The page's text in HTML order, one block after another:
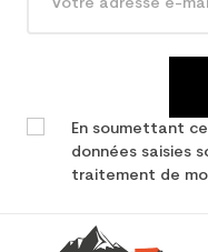
En soumettant
données saisies
traitement de